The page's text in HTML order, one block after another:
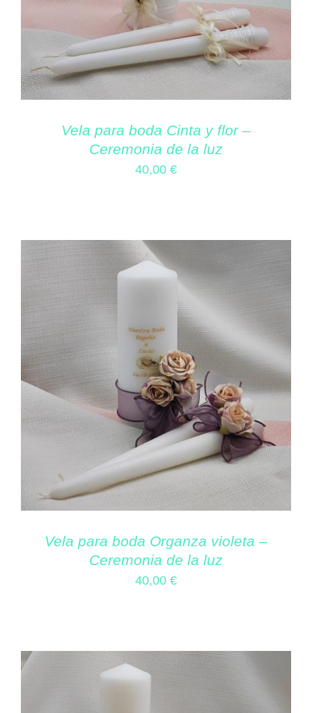
Vela para boda Cinta y flor –
Ceremonia de la luz
40,00 €
Vela para boda Organza violeta –
Ceremonia de la luz
40,00 €